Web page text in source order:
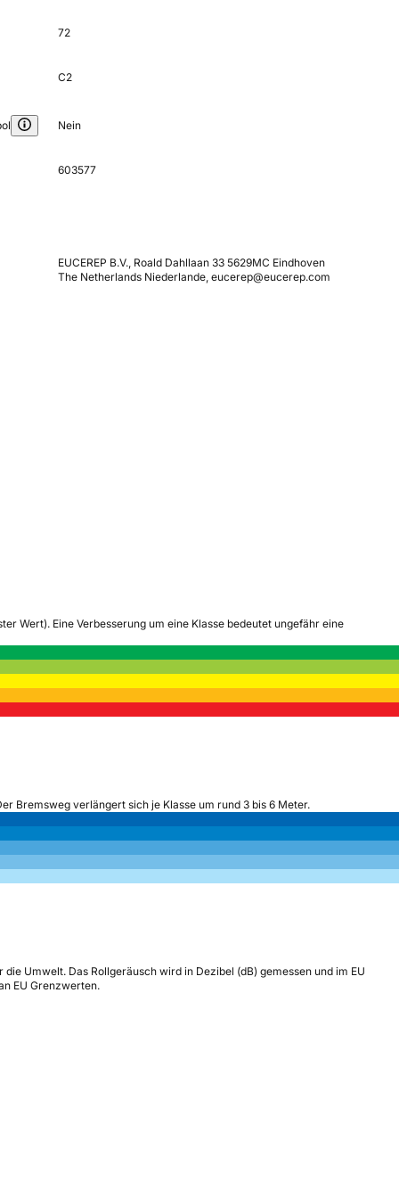
72
C2
Nein
603577
EUCEREP B.V., Roald Dahllaan 33 5629MC Eindhoven
The Netherlands Niederlande, eucerep@eucerep.com
Wert). Eine Verbesserung um eine Klasse bedeutet ungefähr eine
Bremsweg verlängert sich je Klasse um rund 3 bis 6 Meter.
Umwelt. Das Rollgeräusch wird in Dezibel (dB) gemessen und im EU
EU Grenzwerten.